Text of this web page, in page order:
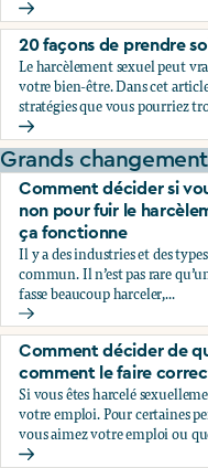
Choc, confusion, et
20 façons de prendre
Le harcèlement sexuel peut
votre bien-être. Dans cet
stratégies que vous pourriez
20 façons de prendre
Grands
Comment décider si
non pour fuir le
ça fonctionne
Il y a des industries et des
commun. Il n’est pas rare
fasse beaucoup harceler,...
Comment décider si
Comment décider de
comment le faire
Si vous êtes harcelé
votre emploi. Pour certaines
vous aimez votre emploi ou
Comment décider de